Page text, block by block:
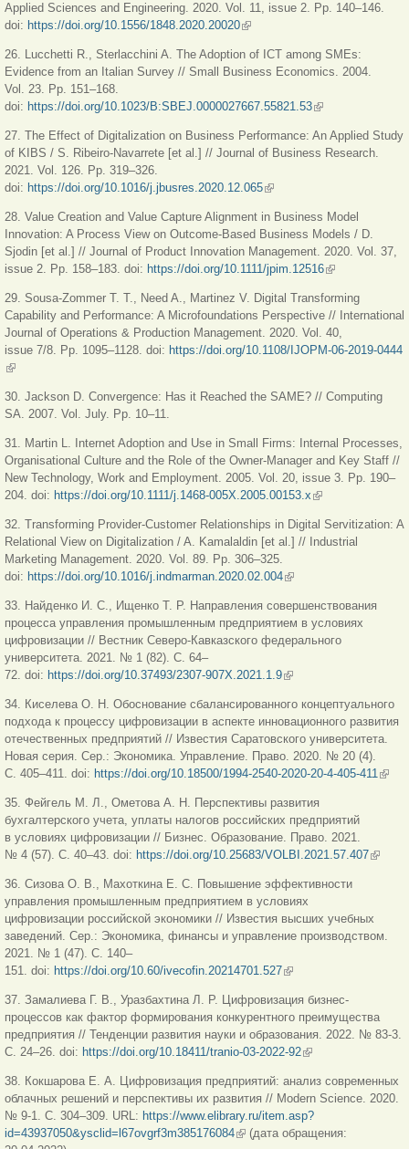
Applied Sciences and Engineering. 2020. Vol. 11, issue 2. Pp. 140–146.
doi: https://doi.org/10.1556/1848.2020.20020(внешняя ссылка)
26. Lucchetti R., Sterlacchini A. The Adoption of ICT among SMEs:
Evidence from an Italian Survey // Small Business Economics. 2004.
Vol. 23. Рр. 151–168.
doi: https://doi.org/10.1023/B:SBEJ.0000027667.55821.53(внешняя
27. The Effect of Digitalization on Business Performance: An Applied Study
of KIBS / S. Ribeiro-Navarrete [et al.] // Journal of Business Research.
2021. Vol. 126. Рр. 319–326.
doi: https://doi.org/10.1016/j.jbusres.2020.12.065(внешняя ссылка)
28. Value Creation and Value Capture Alignment in Business Model
Innovation: A Process View on Outcome-Based Business Models / D.
Sjodin [et al.] // Journal of Product Innovation Management. 2020. Vol. 37,
issue 2. Рр. 158–183. doi: https://doi.org/10.1111/jpim.12516(внешняя
29. Sousa-Zommer T. T., Need A., Martinez V. Digital Transforming
Capability and Performance: A Microfoundations Perspective // International
Journal of Operations & Production Management. 2020. Vol. 40,
issue 7/8. Рр. 1095–1128. doi: https://doi.org/10.1108/IJOPM-06-2019-0444
(внешняя ссылка)
30. Jackson D. Convergence: Has it Reached the SAME? // Computing
SA. 2007. Vol. July. Рр. 10–11.
31. Martin L. Internet Adoption and Use in Small Firms: Internal Processes,
Organisational Culture and the Role of the Owner-Manager and Key Staff //
New Technology, Work and Employment. 2005. Vol. 20, issue 3. Рр. 190–
204. doi: https://doi.org/10.1111/j.1468-005X.2005.00153.x (внешняя
32. Transforming Provider-Customer Relationships in Digital Servitization: A
Relational View on Digitalization / A. Kamalaldin [et al.] // Industrial
Marketing Management. 2020. Vol. 89. Рр. 306–325.
doi: https://doi.org/10.1016/j.indmarman.2020.02.004(внешняя ссылка)
33. Найденко И. С., Ищенко Т. Р. Направления совершенствования
процесса управления промышленным предприятием в условиях
цифровизации // Вестник Северо-Кавказского федерального
университета. 2021. № 1 (82). С. 64–
72. doi: https://doi.org/10.37493/2307-907X.2021.1.9(внешняя ссылка)
34. Киселева О. Н. Обоснование сбалансированного концептуального
подхода к процессу цифровизации в аспекте инновационного развития
отечественных предприятий // Известия Саратовского университета.
Новая серия. Сер.: Экономика. Управление. Право. 2020. № 20 (4).
С. 405–411. doi: https://doi.org/10.18500/1994-2540-2020-20-4-405-411
35. Фейгель М. Л., Ометова А. Н. Перспективы развития
бухгалтерского учета, уплаты налогов российских предприятий
в условиях цифровизации // Бизнес. Образование. Право. 2021.
№ 4 (57). С. 40–43. doi: https://doi.org/10.25683/VOLBI.2021.57.407
36. Сизова О. В., Махоткина Е. С. Повышение эффективности
управления промышленным предприятием в условиях
цифровизации российской экономики // Известия высших учебных
заведений. Сер.: Экономика, финансы и управление производством.
2021. № 1 (47). С. 140–
151. doi: https://doi.org/10.60/ivecofin.20214701.527(внешняя ссылка)
37. Замалиева Г. В., Уразбахтина Л. Р. Цифровизация бизнес-
процессов как фактор формирования конкурентного преимущества
предприятия // Тенденции развития науки и образования. 2022. № 83-3.
С. 24–26. doi: https://doi.org/10.18411/tranio-03-2022-92(внешняя ссылка)
38. Кокшарова Е. А. Цифровизация предприятий: анализ современных
облачных решений и перспективы их развития // Modern Science. 2020.
№ 9-1. С. 304–309. URL: https://www.elibrary.ru/item.asp?
id=43937050&ysclid=l67ovgrf3m385176084(внешняя ссылка)
(дата обращения: